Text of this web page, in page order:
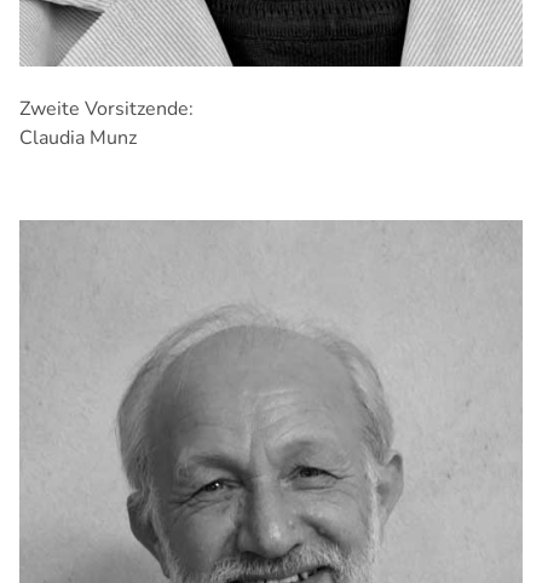
Zweite Vorsitzende:
Claudia Munz